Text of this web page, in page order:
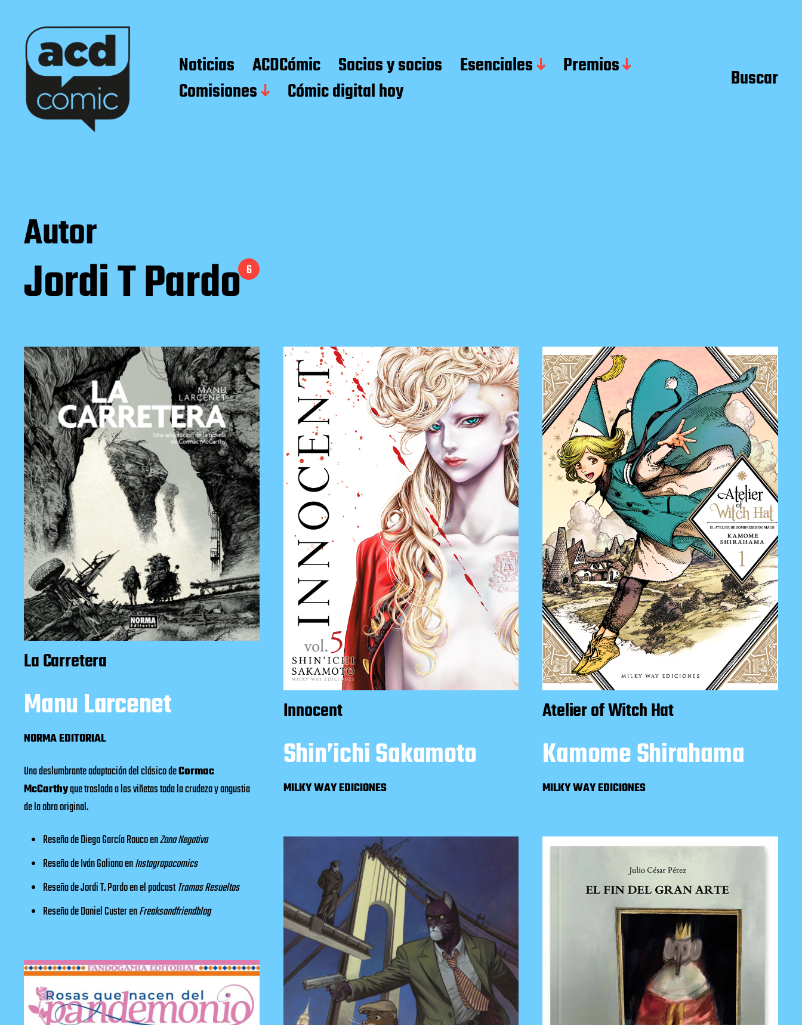
Noticias ACDCómic Socias y socios Esenciales
Premios
Comisiones
Cómic digital hoy Buscar
Autor
Jordi T Pardo 6
La Carretera
Manu Larcenet
NORMA EDITORIAL
Una deslumbrante adaptación del clásico deCormac
McCarthyque traslada a las viñetas toda la crudeza y angustia
de la obra original.
Reseña de Diego García Rouco enZona Negativa
Reseña de Iván Galiano enInstagrapacomics
Reseña de Jordi T. Pardo en el podcastTramas Resueltas
Reseña de Daniel Custer enFreaksandfriendblog
Innocent
Shin’ichi Sakamoto
MILKY WAY EDICIONES
Atelier of Witch Hat
Kamome Shirahama
MILKY WAY EDICIONES